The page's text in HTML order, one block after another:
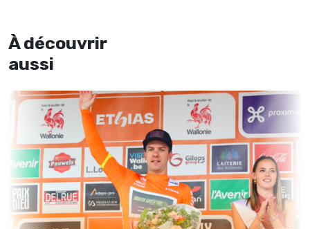
À découvrir
aussi